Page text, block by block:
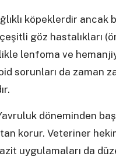
köpeklerdir ancak
göz hastalıkları
lenfoma ve
sorunları da zaman
döneminden
korur. Veteriner
uygulamaları da